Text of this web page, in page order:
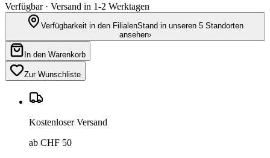
Verfügbar · Versand in 1-2 Werktagen
Verfügbarkeit in den FilialenStand in unseren 5 Standorten
ansehen›
In den Warenkorb
Zur Wunschliste
Kostenloser Versand
ab CHF 50